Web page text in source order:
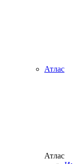
Атлас
Атлас